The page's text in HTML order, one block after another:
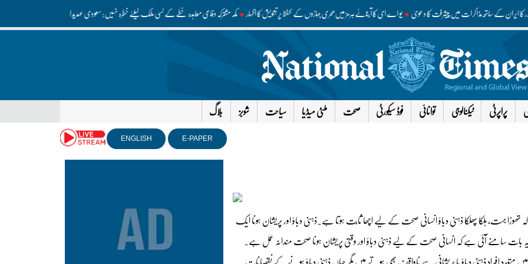
صدر کا ایران کے ساتھ مذاکرات میں پیشرفت کا دعویٰ یو اے ای کا آبنائے ہرمز میں بحری جہازوں کے تحفظ پر تشویش کا اظہار مکہ مشترکہ دفاعی معاہدہ خطے کے کسی ملک کیلئے خطرہ نہیں: سعودی عہدیدار
پراپرٹی ٹیکنالوجی توانائی فوڈ سیکورٹی صحت ملٹی میڈیا سیاحت شوبز بلاگ
E-PAPER
ENGLISH
بہت، ہلکا پھلکا ذہنی دباؤ انسانی صحت کے لیے اچھا ثابت ہوتا ہے۔ذہنی دباؤ اور پریشان ہونا ایک
بات سامنے آئی ہے کہ انسانی صحت کے لیے ذہنی دباؤ اور وقتی پریشان ہونا صحت مندانہ عمل ہے۔